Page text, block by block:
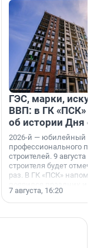
ГЭС, марки,
ВВП: в ГК «ПСК»
об истории Дня
2026-й — юбилейный
профессионального
строителей. 9 августа
строителя будет
раз. В ГК «ПСК»
поменялась роль
7 августа, 16:20